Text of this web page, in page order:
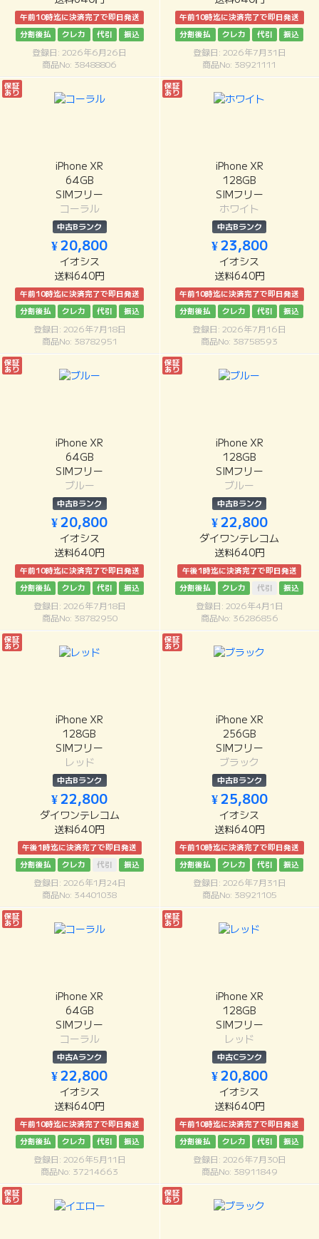
午前10時迄に決済完了で即日発送
分割後払
クレカ 代引 振込
登録日: 2026年6月26日
商品No: 38488806
午前10時迄に決済完了で即日発送
分割後払
クレカ 代引 振込
登録日: 2026年7月31日
商品No: 38921111
保証
あり
iPhone XR
64GB
SIMフリー
コーラル
中古Bランク
¥ 20,800
イオシス
送料640円
午前10時迄に決済完了で即日発送
分割後払
クレカ 代引 振込
登録日: 2026年7月18日
商品No: 38782951
保証
あり
iPhone XR
128GB
SIMフリー
ホワイト
中古Bランク
¥ 23,800
イオシス
送料640円
午前10時迄に決済完了で即日発送
分割後払
クレカ 代引 振込
登録日: 2026年7月16日
商品No: 38758593
保証
あり
iPhone XR
64GB
SIMフリー
ブルー
中古Bランク
¥ 20,800
イオシス
送料640円
午前10時迄に決済完了で即日発送
分割後払
クレカ 代引 振込
登録日: 2026年7月18日
商品No: 38782950
保証
あり
iPhone XR
128GB
SIMフリー
ブルー
中古Bランク
¥ 22,800
ダイワンテレコム
送料640円
午後1時迄に決済完了で即日発送
分割後払
クレカ 代引 振込
登録日: 2026年4月1日
商品No: 36286856
保証
あり
iPhone XR
128GB
SIMフリー
レッド
中古Bランク
¥ 22,800
ダイワンテレコム
送料640円
午後1時迄に決済完了で即日発送
分割後払
クレカ 代引 振込
登録日: 2026年1月24日
商品No: 34401038
保証
あり
iPhone XR
256GB
SIMフリー
ブラック
中古Bランク
¥ 25,800
イオシス
送料640円
午前10時迄に決済完了で即日発送
分割後払
クレカ 代引 振込
登録日: 2026年7月31日
商品No: 38921105
保証
あり
iPhone XR
64GB
SIMフリー
コーラル
中古Aランク
¥ 22,800
イオシス
送料640円
午前10時迄に決済完了で即日発送
分割後払
クレカ 代引 振込
登録日: 2026年5月11日
商品No: 37214663
保証
あり
iPhone XR
128GB
SIMフリー
レッド
中古Cランク
¥ 20,800
イオシス
送料640円
午前10時迄に決済完了で即日発送
分割後払
クレカ 代引 振込
登録日: 2026年7月30日
商品No: 38911849
保証
あり
保証
あり